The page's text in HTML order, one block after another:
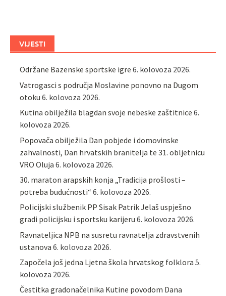
VIJESTI
Održane Bazenske sportske igre 6. kolovoza 2026.
Vatrogasci s područja Moslavine ponovno na Dugom
otoku 6. kolovoza 2026.
Kutina obilježila blagdan svoje nebeske zaštitnice 6.
kolovoza 2026.
Popovača obilježila Dan pobjede i domovinske
zahvalnosti, Dan hrvatskih branitelja te 31. obljetnicu
VRO Oluja 6. kolovoza 2026.
30. maraton arapskih konja „Tradicija prošlosti –
potreba budućnosti“ 6. kolovoza 2026.
Policijski službenik PP Sisak Patrik Jelaš uspješno
gradi policijsku i sportsku karijeru 6. kolovoza 2026.
Ravnateljica NPB na susretu ravnatelja zdravstvenih
ustanova 6. kolovoza 2026.
Započela još jedna Ljetna škola hrvatskog folklora 5.
kolovoza 2026.
Čestitka gradonačelnika Kutine povodom Dana